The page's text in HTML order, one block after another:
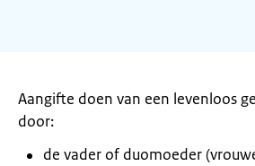
Aangifte doen van een levenloos
door:
de vader of duomoeder